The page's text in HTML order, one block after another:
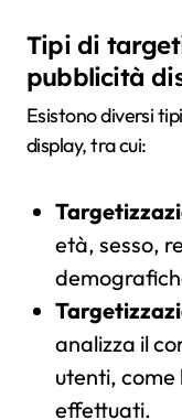
Tipi di
pubblicità
Esistono diversi
display, tra cui:
età, sesso,
analizza il
utenti, come
effettuati.